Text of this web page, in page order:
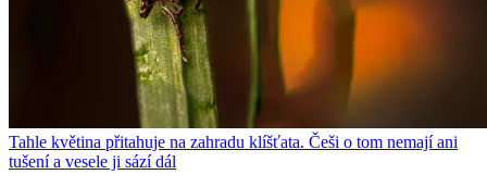
Tahle květina přitahuje na zahradu klíšťata. Češi o tom nemají ani
tušení a vesele ji sází dál